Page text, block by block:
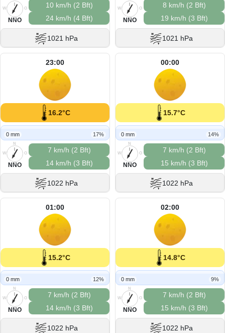
O
S
W
NNO
10 km/h (2 Bft)
24 km/h (4 Bft)
1021 hPa
O
S
W
NNO
8 km/h (2 Bft)
19 km/h (3 Bft)
1021 hPa
23:00
16.2°C
0 mm 17%
N
O
S
W
NNO
7 km/h (2 Bft)
14 km/h (3 Bft)
1022 hPa
00:00
15.7°C
0 mm 14%
N
O
S
W
NNO
7 km/h (2 Bft)
15 km/h (3 Bft)
1022 hPa
01:00
15.2°C
0 mm 12%
N
O
S
W
NNO
7 km/h (2 Bft)
14 km/h (3 Bft)
1022 hPa
02:00
14.8°C
0 mm 9%
N
O
S
W
NNO
7 km/h (2 Bft)
15 km/h (3 Bft)
1022 hPa